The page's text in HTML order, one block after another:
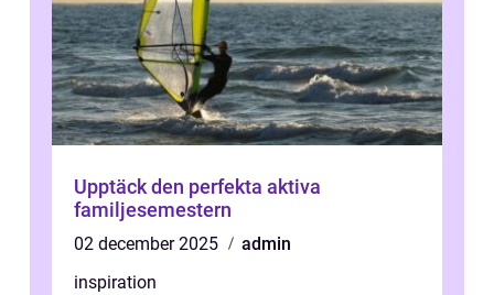
Upptäck den perfekta aktiva
familjesemestern
02 december 2025
admin
inspiration